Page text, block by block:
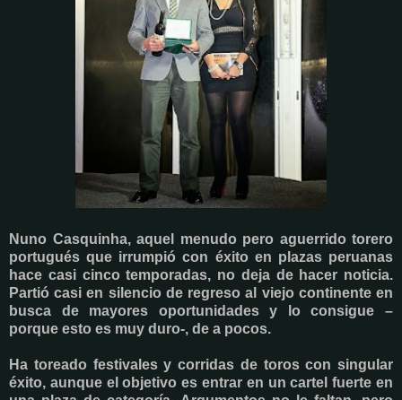
Nuno Casquinha, aquel menudo pero aguerrido torero
portugués que irrumpió con éxito en plazas peruanas
hace casi cinco temporadas, no deja de hacer noticia.
Partió casi en silencio de regreso al viejo continente en
busca de mayores oportunidades y lo consigue –
porque esto es muy duro-, de a pocos.
Ha toreado festivales y corridas de toros con singular
éxito, aunque el objetivo es entrar en un cartel fuerte en